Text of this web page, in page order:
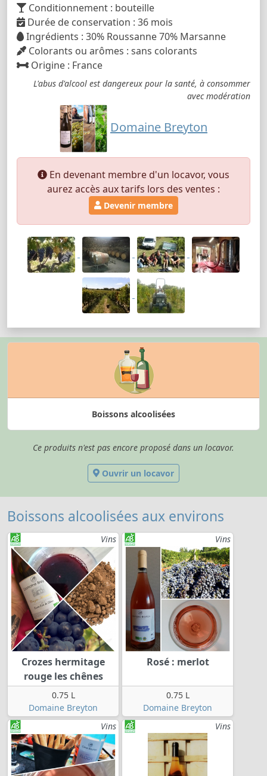
Conditionnement : bouteille
Durée de conservation : 36 mois
Ingrédients : 30% Roussanne 70% Marsanne
Colorants ou arômes : sans colorants
Origine : France
L'abus d'alcool est dangereux pour la santé, à consommer
avec modération
Domaine Breyton
En devenant membre d'un locavor, vous
aurez accès aux tarifs lors des ventes :
Devenir membre
Boissons alcoolisées
Ce produits n'est pas encore proposé dans un locavor.
Ouvrir un locavor
Boissons alcoolisées aux environs
Vins
Crozes hermitage
rouge les chênes
0.75 L
Domaine Breyton
Vins
Rosé : merlot
0.75 L
Domaine Breyton
Vins
Vins